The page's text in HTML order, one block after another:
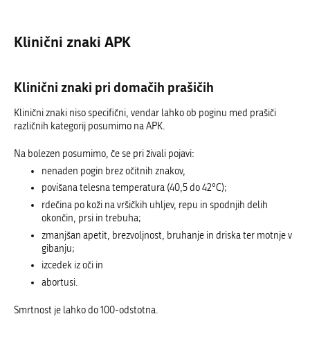
Klinični znaki APK
Klinični znaki pri domačih prašičih
Klinični znaki niso specifični, vendar lahko ob poginu med prašiči
različnih kategorij posumimo na APK.
Na bolezen posumimo, če se pri živali pojavi:
nenaden pogin brez očitnih znakov,
povišana telesna temperatura (40,5 do 42°C);
rdečina po koži na vršičkih uhljev, repu in spodnjih delih
okončin, prsi in trebuha;
zmanjšan apetit, brezvoljnost, bruhanje in driska ter motnje v
gibanju;
izcedek iz oči in
abortusi.
Smrtnost je lahko do 100-odstotna.